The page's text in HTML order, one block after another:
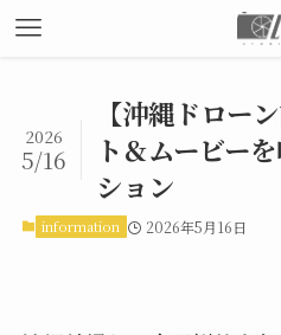
【沖縄ドロー
ト＆ムービー
ション
2026
5/16
information 2026年5月16日